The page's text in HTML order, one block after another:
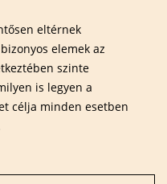
eltérnek
elemek az
szinte
is legyen a
célja minden esetben